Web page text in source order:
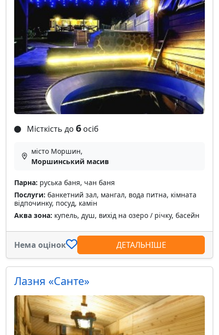
Місткість до 6 осіб
місто Моршин,
Моршинський масив
Парна: руська баня, чан баня
Послуги: банкетний зал, мангал, вода питна, кімната
відпочинку, посуд, камін
Аква зона: купель, душ, вихід на озеро / річку, басейн
Нема оцінок ДЕТАЛЬНІШЕ
Лазня «Санте»